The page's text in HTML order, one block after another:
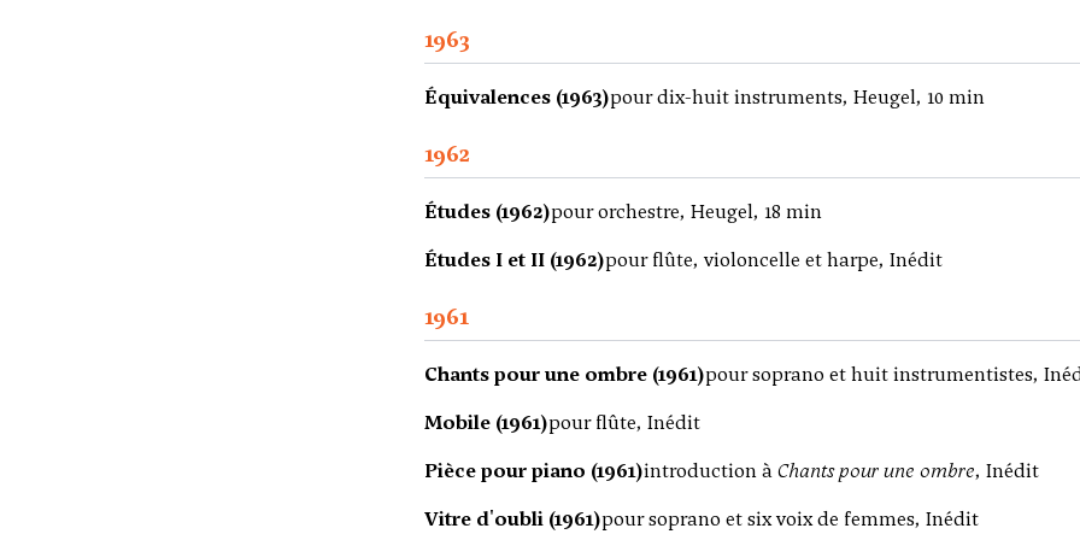
1963
Équivalences (1963)pour dix-huit instruments, Heugel, 10 min
1962
Études (1962)pour orchestre, Heugel, 18 min
Études I et II (1962)pour flûte, violoncelle et harpe, Inédit
1961
Chants pour une ombre (1961)pour soprano et huit instrumentistes,
Mobile (1961)pour flûte, Inédit
Pièce pour piano (1961)introduction àChants pour une ombre, Inédit
Vitre d'oubli (1961)pour soprano et six voix de femmes, Inédit